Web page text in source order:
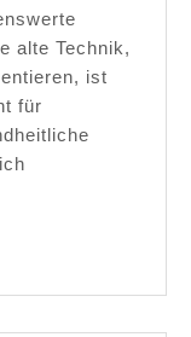
alte Technik,
ist
für